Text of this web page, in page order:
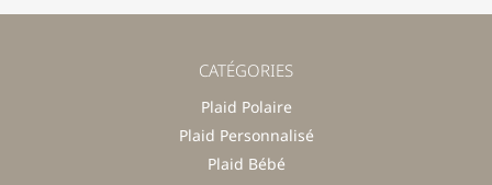
CATÉGORIES
Plaid Polaire
Plaid Personnalisé
Plaid Bébé